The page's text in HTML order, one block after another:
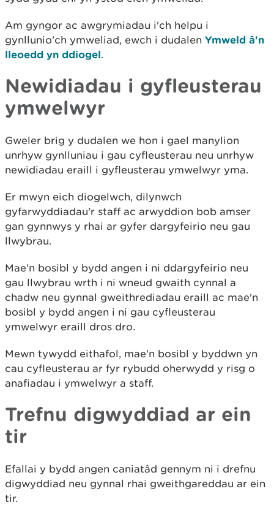
Am gyngor ac awgrymiadau i'ch helpu i
gynllunio'ch ymweliad, ewch i dudalen Ymweld â'n
lleoedd yn ddiogel.
Newidiadau i gyfleusterau
ymwelwyr
Gweler brig y dudalen we hon i gael manylion
unrhyw gynlluniau i gau cyfleusterau neu unrhyw
newidiadau eraill i gyfleusterau ymwelwyr yma.
Er mwyn eich diogelwch, dilynwch
gyfarwyddiadau'r staff ac arwyddion bob amser
gan gynnwys y rhai ar gyfer dargyfeirio neu gau
llwybrau.
Mae'n bosibl y bydd angen i ni ddargyfeirio neu
gau llwybrau wrth i ni wneud gwaith cynnal a
chadw neu gynnal gweithrediadau eraill ac mae'n
bosibl y bydd angen i ni gau cyfleusterau
ymwelwyr eraill dros dro.
Mewn tywydd eithafol, mae'n bosibl y byddwn yn
cau cyfleusterau ar fyr rybudd oherwydd y risg o
anafiadau i ymwelwyr a staff.
Trefnu digwyddiad ar ein
tir
Efallai y bydd angen caniatâd gennym ni i drefnu
digwyddiad neu gynnal rhai gweithgareddau ar ein
tir.